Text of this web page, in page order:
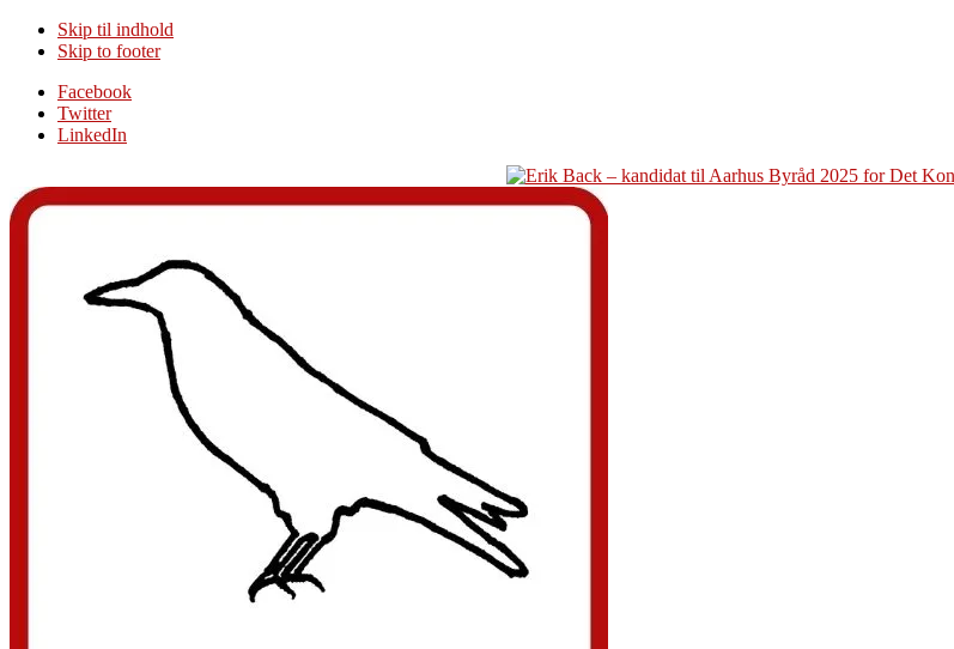
Skip til indhold
Skip to footer
Additional
menu
Facebook
Twitter
LinkedIn